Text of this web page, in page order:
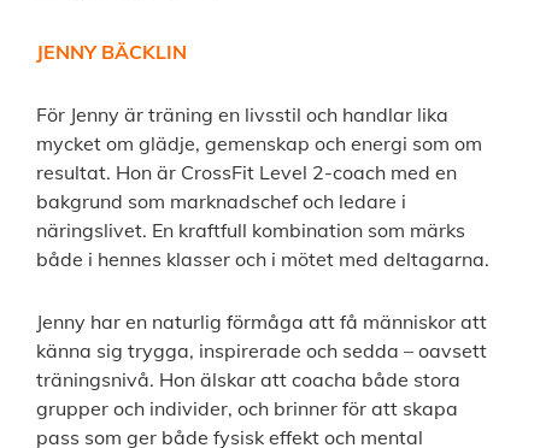
JENNY BÄCKLIN
För Jenny är träning en livsstil och handlar lika
mycket om glädje, gemenskap och energi som om
resultat. Hon är CrossFit Level 2-coach med en
bakgrund som marknadschef och ledare i
näringslivet. En kraftfull kombination som märks
både i hennes klasser och i mötet med deltagarna.
Jenny har en naturlig förmåga att få människor att
känna sig trygga, inspirerade och sedda – oavsett
träningsnivå. Hon älskar att coacha både stora
grupper och individer, och brinner för att skapa
pass som ger både fysisk effekt och mental